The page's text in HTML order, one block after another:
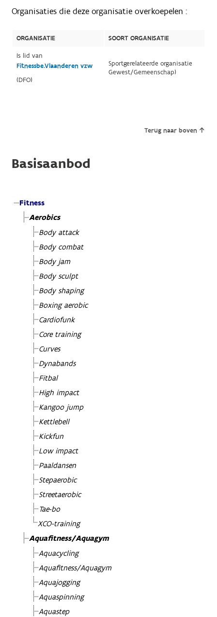
Organisaties die deze organisatie overkoepelen :
ORGANISATIE
SOORT ORGANISATIE
Is lid van
Fitnessbe.Vlaanderen vzw
(DFO)
Sportgerelateerde organisatie
Gewest/Gemeenschap)
Terug naar boven
Basisaanbod
Fitness
Aerobics
Body attack
Body combat
Body jam
Body sculpt
Body shaping
Boxing aerobic
Cardiofunk
Core training
Curves
Dynabands
Fitbal
High impact
Kangoo jump
Kettlebell
Kickfun
Low impact
Paaldansen
Stepaerobic
Streetaerobic
Tae-bo
XCO-training
Aquafitness/Aquagym
Aquacycling
Aquafitness/Aquagym
Aquajogging
Aquaspinning
Aquastep